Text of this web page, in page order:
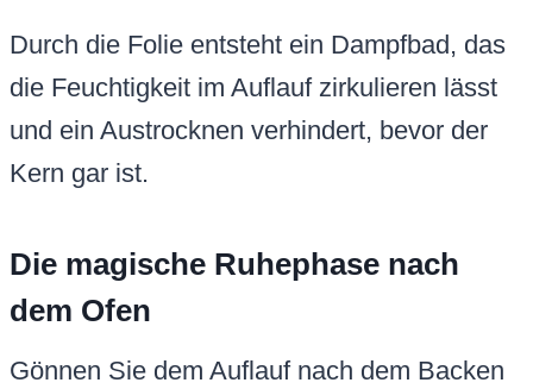
Durch die Folie entsteht ein Dampfbad, das
die Feuchtigkeit im Auflauf zirkulieren lässt
und ein Austrocknen verhindert, bevor der
Kern gar ist.
Die magische Ruhephase nach
dem Ofen
Gönnen Sie dem Auflauf nach dem Backen